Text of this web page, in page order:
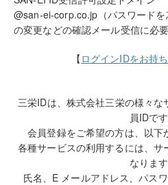
@san-ei-corp.co.jp（パスワード
の変更などの確認メール受信に必要
【 ログインIDをお持
三栄IDは、株式会社三栄の様々
員IDです
会員登録をご希望の方は、以下
各種サービスの利用するには、サ
なります
氏名、E メールアドレス、パス